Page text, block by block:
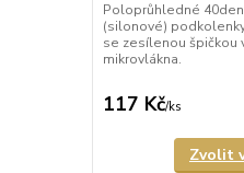
Poloprůhledné
(silonové)
se zesílenou špičkou
mikrovlákna.
117 Kč/ks
Zvolit